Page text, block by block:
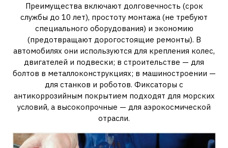
Преимущества включают долговечность (срок
службы до 10 лет), простоту монтажа (не требуют
специального оборудования) и экономию
(предотвращают дорогостоящие ремонты). В
автомобилях они используются для крепления колес,
двигателей и подвески; в строительстве — для
болтов в металлоконструкциях; в машиностроении —
для станков и роботов. Фиксаторы с
антикоррозийным покрытием подходят для морских
условий, а высокопрочные — для аэрокосмической
отрасли.